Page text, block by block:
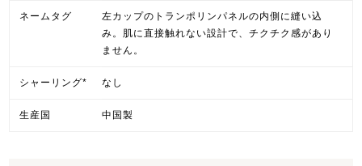
ネームタグ
左カップのトランポリンパネルの内側に縫い込
み。肌に直接触れない設計で、チクチク感があり
ません。
シャーリング* なし
生産国 中国製